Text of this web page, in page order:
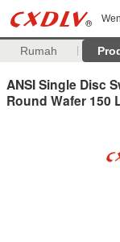
Rumah
ANSI Single Disc
Round Wafer 150